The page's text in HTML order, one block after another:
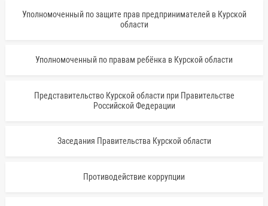
Уполномоченный по защите прав предпринимателей в Курской
области
Уполномоченный по правам ребёнка в Курской области
Представительство Курской области при Правительстве
Российской Федерации
Заседания Правительства Курской области
Противодействие коррупции